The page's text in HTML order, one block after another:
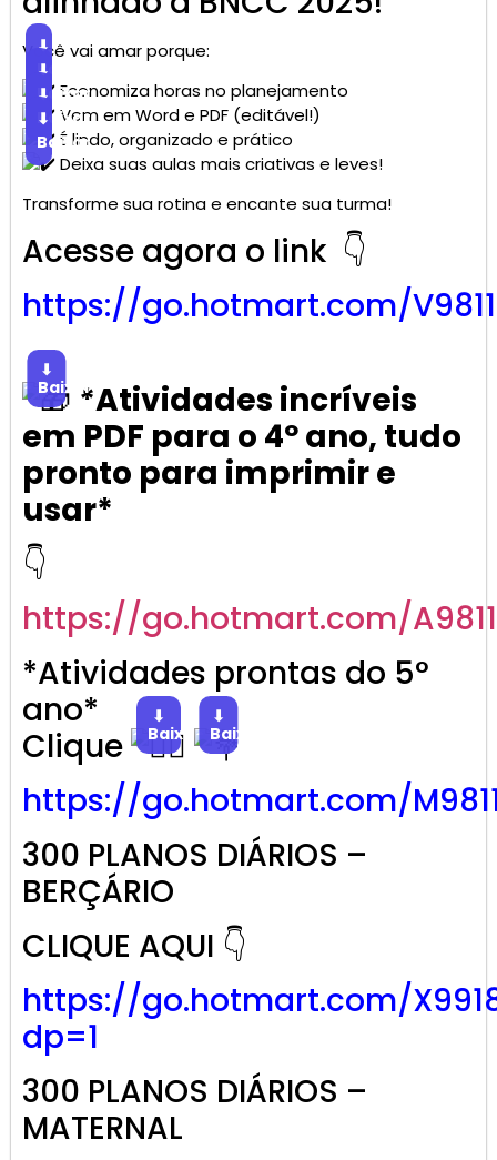
Você vai amar porque:
⬇
Baixar
Economiza horas no planejamento
⬇
Baixar
Vem em Word e PDF (editável!)
⬇
Baixar
É lindo, organizado e prático
⬇
Baixar
Deixa suas aulas mais criativas e leves!
Transforme sua rotina e encante sua turma!
Acesse agora o link 👇
https://go.hotmart.com/
⬇
Baixar*Atividades incríveis
em PDF para o 4º ano, tudo
pronto para imprimir e
usar*
👇
https://go.hotmart.com/
*Atividades prontas do 5°
ano*
Clique
⬇
Baixar
⬇
Baixar
https://go.hotmart.com/
300 PLANOS DIÁRIOS –
BERÇÁRIO
CLIQUE AQUI 👇
https://go.hotmart.com/
dp=1
300 PLANOS DIÁRIOS –
MATERNAL